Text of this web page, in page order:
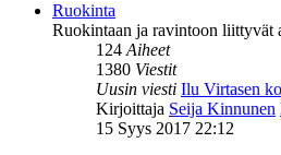
Ruokinta
Ruokintaan ja ravintoon liittyvät
124Aiheet
1380 Viestit
Uusin viesti Ilu Virtasen
Kirjoittaja Seija Kinnunen
15 Syys 2017 22:12